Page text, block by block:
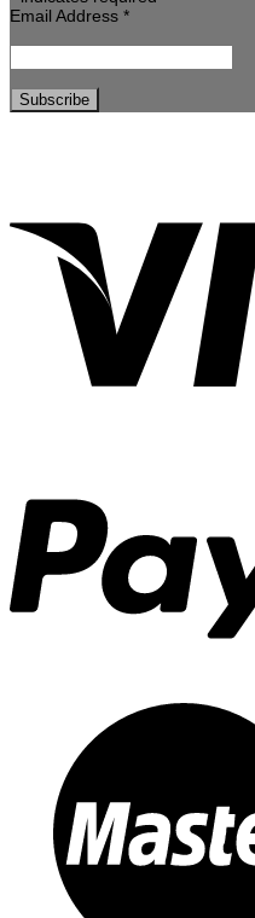
Email Address *